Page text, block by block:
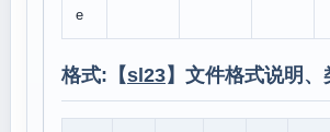
e
格式:【sl23】文件格式说明、